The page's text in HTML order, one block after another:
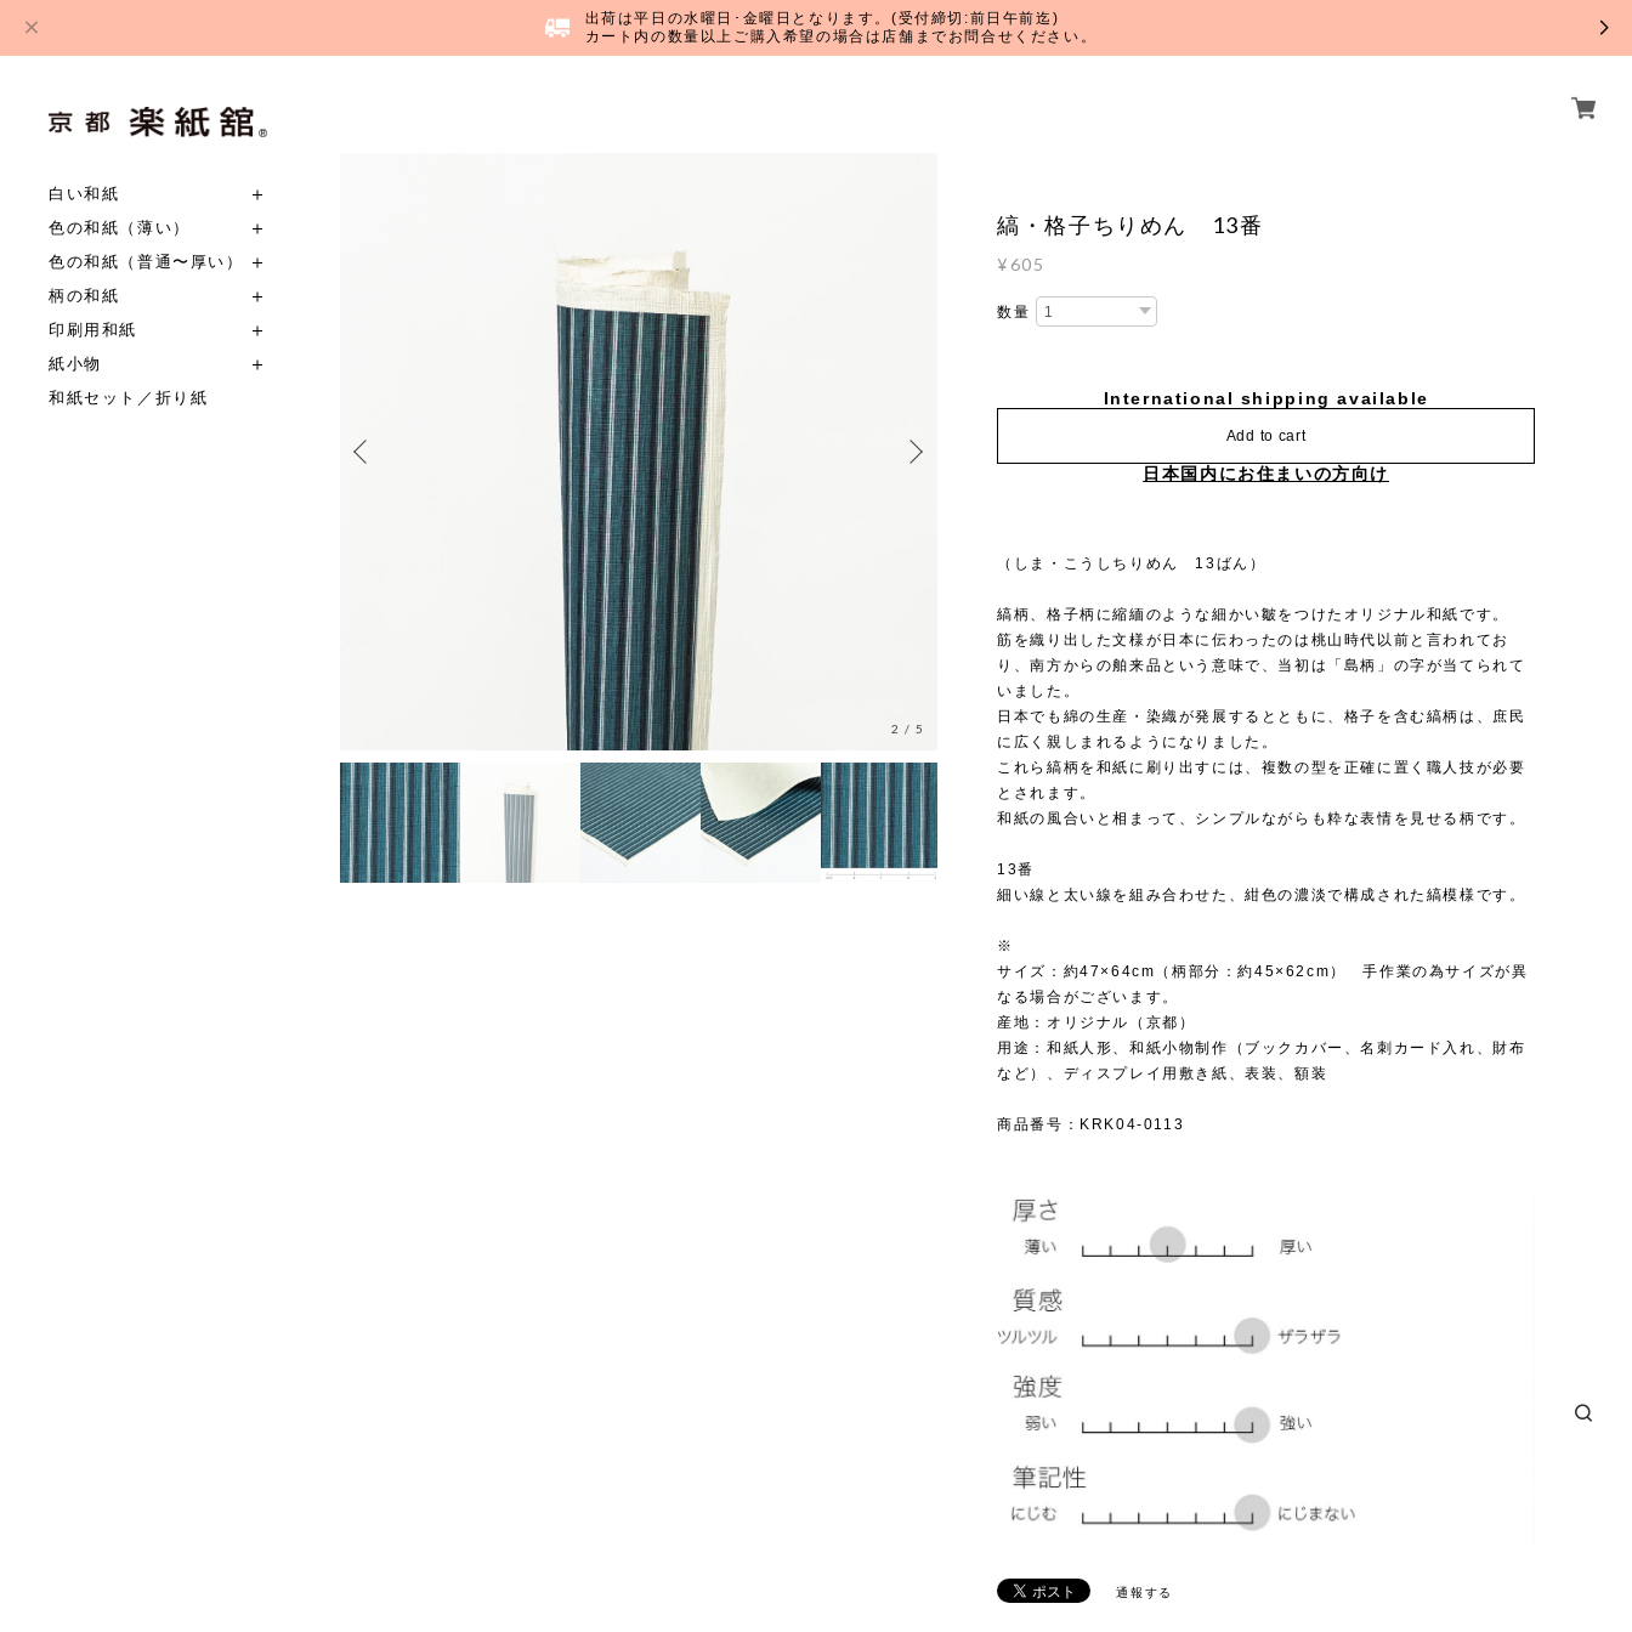
出荷は平日の水曜日･金曜日となります。(受付締切:前日午前迄)
カート内の数量以上ご購入希望の場合は店舗までお問合せください。
白い和紙
色の和紙（薄い）
色の和紙（普通〜厚い）
柄の和紙
印刷用和紙
紙小物
和紙セット／折り紙
3 /5
縞・格子ちりめん 13番
¥605
数量
International shipping available
Add to cart
日本国内にお住まいの方向け
（しま・こうしちりめん 13ばん）
縞柄、格子柄に縮緬のような細かい皺をつけたオリジナル和紙です。
筋を織り出した文様が日本に伝わったのは桃山時代以前と言われてお
り、南方からの舶来品という意味で、当初は「島柄」の字が当てられて
いました。
日本でも綿の生産・染織が発展するとともに、格子を含む縞柄は、庶民
に広く親しまれるようになりました。
これら縞柄を和紙に刷り出すには、複数の型を正確に置く職人技が必要
とされます。
和紙の風合いと相まって、シンプルながらも粋な表情を見せる柄です。
13番
細い線と太い線を組み合わせた、紺色の濃淡で構成された縞模様です。
※
サイズ：約47×64cm（柄部分：約45×62cm） 手作業の為サイズが異
なる場合がございます。
産地：オリジナル（京都）
用途：和紙人形、和紙小物制作（ブックカバー、名刺カード入れ、財布
など）、ディスプレイ用敷き紙、表装、額装
商品番号：KRK04-0113
通報する